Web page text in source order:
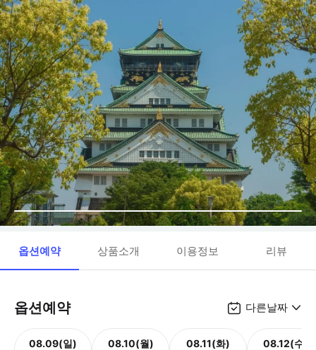
옵션예약 상품소개 이용정보 리뷰
옵션예약 다른날짜
08.09(일) 08.10(월) 08.11(화) 08.12(수)